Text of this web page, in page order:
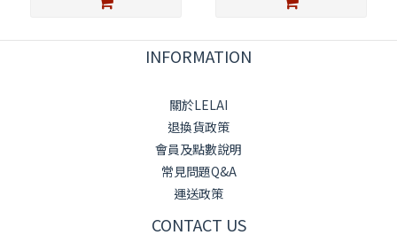
INFORMATION
關於LELAI
退換貨政策
會員及點數說明
常見問題Q&A
運送政策
CONTACT US